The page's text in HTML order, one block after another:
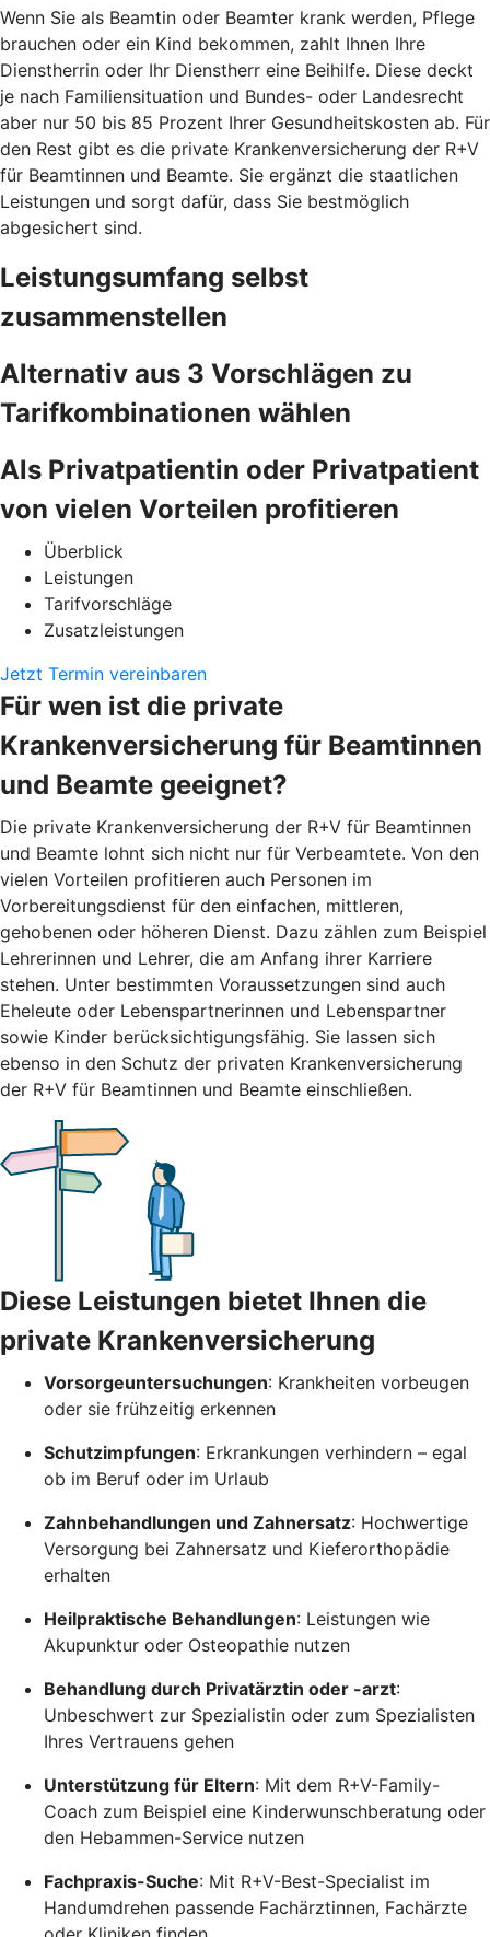
Wenn Sie als Beamtin oder Beamter krank werden, Pflege
brauchen oder ein Kind bekommen, zahlt Ihnen Ihre
Dienstherrin oder Ihr Dienstherr eine Beihilfe. Diese deckt
je nach Familiensituation und Bundes- oder Landesrecht
aber nur 50 bis 85 Prozent Ihrer Gesundheitskosten ab. Für
den Rest gibt es die private Krankenversicherung der R+V
für Beamtinnen und Beamte. Sie ergänzt die staatlichen
Leistungen und sorgt dafür, dass Sie bestmöglich
abgesichert sind.
Leistungsumfang selbst
zusammenstellen
Alternativ aus 3 Vorschlägen zu
Tarifkombinationen wählen
Als Privatpatientin oder Privatpatient
von vielen Vorteilen profitieren
Überblick
Leistungen
Tarifvorschläge
Zusatzleistungen
Jetzt Termin vereinbaren
Für wen ist die private
Krankenversicherung für Beamtinnen
und Beamte geeignet?
Die private Krankenversicherung der R+V für Beamtinnen
und Beamte lohnt sich nicht nur für Verbeamtete. Von den
vielen Vorteilen profitieren auch Personen im
Vorbereitungsdienst für den einfachen, mittleren,
gehobenen oder höheren Dienst. Dazu zählen zum Beispiel
Lehrerinnen und Lehrer, die am Anfang ihrer Karriere
stehen. Unter bestimmten Voraussetzungen sind auch
Eheleute oder Lebenspartnerinnen und Lebenspartner
sowie Kinder berücksichtigungsfähig. Sie lassen sich
ebenso in den Schutz der privaten Krankenversicherung
der R+V für Beamtinnen und Beamte einschließen.
Diese Leistungen bietet Ihnen die
private Krankenversicherung
Vorsorgeuntersuchungen: Krankheiten vorbeugen
oder sie frühzeitig erkennen
Schutzimpfungen: Erkrankungen verhindern – egal
ob im Beruf oder im Urlaub
Zahnbehandlungen und Zahnersatz: Hochwertige
Versorgung bei Zahnersatz und Kieferorthopädie
erhalten
Heilpraktische Behandlungen: Leistungen wie
Akupunktur oder Osteopathie nutzen
Behandlung durch Privatärztin oder -arzt:
Unbeschwert zur Spezialistin oder zum Spezialisten
Ihres Vertrauens gehen
Unterstützung für Eltern: Mit dem R+V-Family-
Coach zum Beispiel eine Kinderwunschberatung oder
den Hebammen-Service nutzen
Fachpraxis-Suche: Mit R+V-Best-Specialist im
Handumdrehen passende Fachärztinnen, Fachärzte